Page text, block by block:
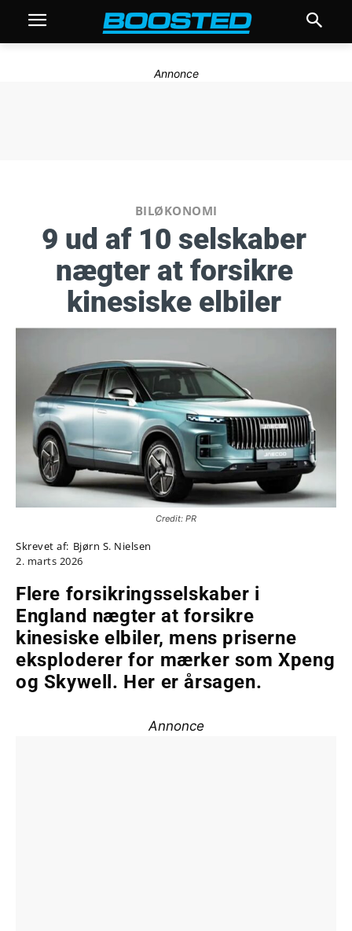
Annonce
BILØKONOMI
9 ud af 10 selskaber
nægter at forsikre
kinesiske elbiler
Credit: PR
Skrevet af: Bjørn S. Nielsen
2. marts 2026
Flere forsikringsselskaber i
England nægter at forsikre
kinesiske elbiler, mens priserne
eksploderer for mærker som Xpeng
og Skywell. Her er årsagen.
Annonce